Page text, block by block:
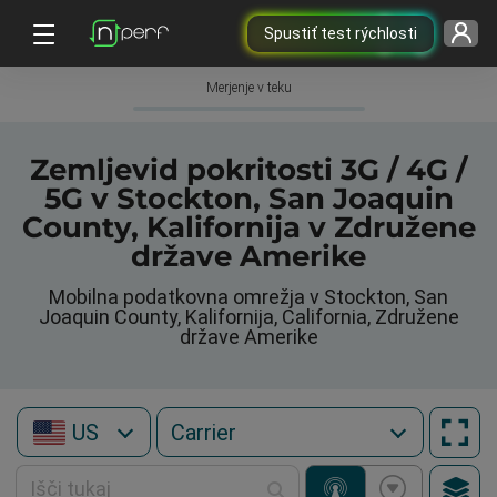
Spustiť test rýchlosti
Merjenje v teku
Zemljevid pokritosti 3G / 4G /
5G v Stockton, San Joaquin
County, Kalifornija v Združene
države Amerike
Mobilna podatkovna omrežja v Stockton, San
Joaquin County, Kalifornija, California, Združene
države Amerike
US